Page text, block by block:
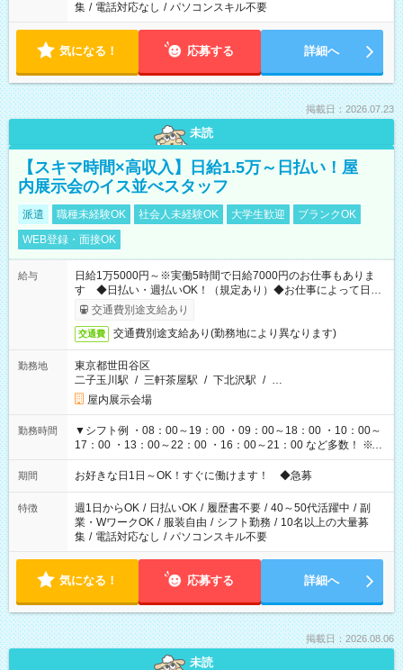
集 / 電話対応なし / パソコンスキル不要
気になる！ 応募する 詳細へ
掲載日：2026.07.23
未読
【スキマ時間×高収入】日給1.5万～日払い！屋
内展示会のイス並べスタッフ
派遣 職種未経験OK 社会人未経験OK 大学生歓迎
ブランクOK
WEB登録・面接OK
給与
日給1万5000円～※実働5時間で日給7000円のお仕事もありま
す ◆日払い・週払いOK！（規定あり）◆お仕事によって日給
も異なります
交通費別途支給あり
交通費 交通費別途支給あり(勤務地により異なります)
勤務地
東京都世田谷区
二子玉川駅 / 三軒茶屋駅 / 下北沢駅 / …
屋内展示会場
勤務時間
▼シフト例 ・08：00～19：00 ・09：00～18：00 ・10：00～
17：00 ・13：00～22：00 ・16：00～21：00 など多数！ ※お
仕事により勤務時間が異なります
期間 お好きな日1日～OK！すぐに働けます！ ◆急募
特徴 週1日からOK / 日払いOK / 履歴書不要 / 40～50代活躍中 / 副
業・WワークOK / 服装自由 / シフト勤務 / 10名以上の大量募
集 / 電話対応なし / パソコンスキル不要
気になる！ 応募する 詳細へ
掲載日：2026.08.06
未読